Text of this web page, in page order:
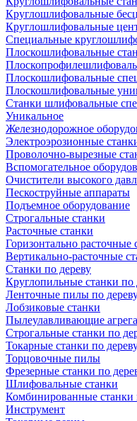
Круглошлифовальные
Круглошлифовальные
Специальные
Плоскошлифовальные
Плоскошлифовальные
Плоскошлифовальные
Станки шлифовальные
Уникальное
Железнодорожное
Электроэрозионные
Проволочно-вырезные
Вспомогательное
Очистители высокого
Пескоструйные аппараты
Подъемное оборудование
Строгальные станки
Расточные станки
Горизонтально расточные
Вертикально-расточные
Станки по дереву
Круглопильные станки по
Ленточные пилы по
Лобзиковые станки
Пылеулавливающие
Строгальные станки по
Токарные станки по
Торцовочные пилы
Фрезерные станки по
Шлифовальные станки
Комбинированные станки
Инструмент